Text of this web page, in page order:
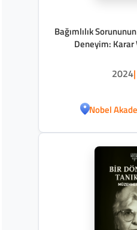
Bağımlılık
Deneyim:
2024|
Nobel